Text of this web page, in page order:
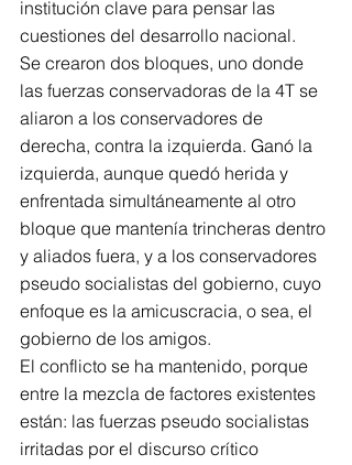
institución clave para pensar las
cuestiones del desarrollo nacional.
Se crearon dos bloques, uno donde
las fuerzas conservadoras de la 4T se
aliaron a los conservadores de
derecha, contra la izquierda. Ganó la
izquierda, aunque quedó herida y
enfrentada simultáneamente al otro
bloque que mantenía trincheras dentro
y aliados fuera, y a los conservadores
pseudo socialistas del gobierno, cuyo
enfoque es la amicuscracia, o sea, el
gobierno de los amigos.
El conflicto se ha mantenido, porque
entre la mezcla de factores existentes
están: las fuerzas pseudo socialistas
irritadas por el discurso crítico